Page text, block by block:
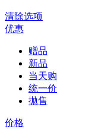
清除选项
优惠
赠品
新品
当天购
统一价
拋售
价格